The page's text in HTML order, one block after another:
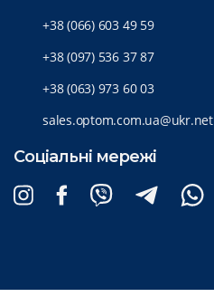
+38 (066) 603 49 59
+38 (097) 536 37 87
+38 (063) 973 60 03
sales.optom.com.ua@ukr.net
Соціальні мережі